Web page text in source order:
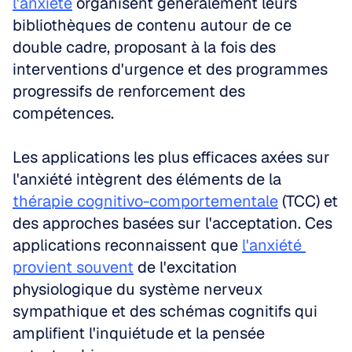
bibliothèques de contenu autour de ce
double cadre, proposant à la fois des
interventions d'urgence et des programmes
progressifs de renforcement des
compétences.
Les applications les plus efficaces axées sur
thérapie cognitivo-comportementale (TCC) et
des approches basées sur l'acceptation. Ces
applications reconnaissent que l'anxiété
provient souvent de l'excitation
physiologique du système nerveux
sympathique et des schémas cognitifs qui
amplifient l'inquiétude et la pensée